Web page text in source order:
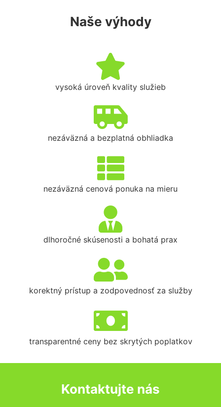
Naše výhody
vysoká úroveň kvality služieb
nezáväzná a bezplatná obhliadka
nezáväzná cenová ponuka na mieru
dlhoročné skúsenosti a bohatá prax
korektný prístup a zodpovednosť za služby
transparentné ceny bez skrytých poplatkov
Kontaktujte nás